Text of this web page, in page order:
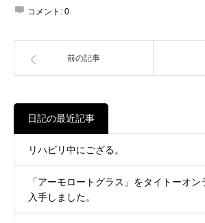
コメント: 0
前の記事
日記の最近記事
リハビリ中にござる。
「アーモロートグラス」をタイトーオ
入手しました。